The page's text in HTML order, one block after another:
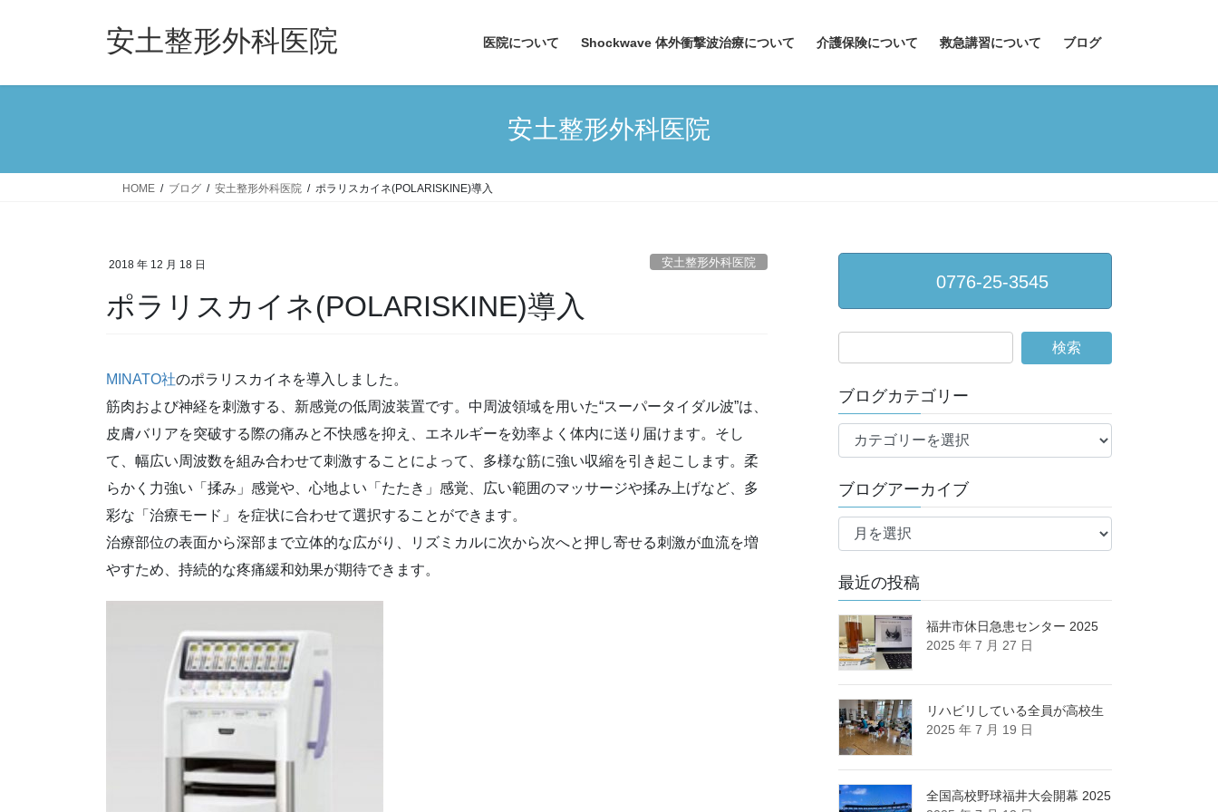
安土整形外科医院 医院について Shockwave 体外衝撃波治療について 介護保険について 救急講習について ブログ
安土整形外科医院
HOME ブログ 安土整形外科医院 ポラリスカイネ(POLARISKINE)導入
2018 年 12 月 18 日 安土整形外科医院
ポラリスカイネ(POLARISKINE)導入
MINATO社のポラリスカイネを導入しました。
筋肉および神経を刺激する、新感覚の低周波装置です。中周波領域を用いた“スーパータイダル波”は、
皮膚バリアを突破する際の痛みと不快感を抑え、エネルギーを効率よく体内に送り届けます。そし
て、幅広い周波数を組み合わせて刺激することによって、多様な筋に強い収縮を引き起こします。柔
らかく力強い「揉み」感覚や、心地よい「たたき」感覚、広い範囲のマッサージや揉み上げなど、多
彩な「治療モード」を症状に合わせて選択することができます。
治療部位の表面から深部まで立体的な広がり、リズミカルに次から次へと押し寄せる刺激が血流を増
やすため、持続的な疼痛緩和効果が期待できます。
0776-25-3545
ブログカテゴリー
ロ
カ
テ
ー
ブログアーカイブ
ブ
ア
ー
カ
イ
ブ
最近の投稿
福井市休日急患センター 2025
2025 年 7 月 27 日
リハビリしている全員が高校生
2025 年 7 月 19 日
全国高校野球福井大会開幕 2025